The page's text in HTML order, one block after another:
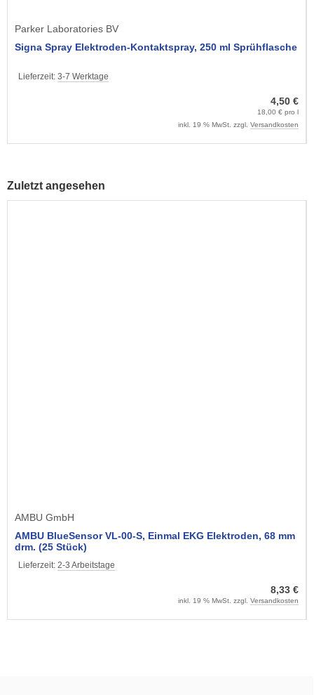
Parker Laboratories BV
Signa Spray Elektroden-Kontaktspray, 250 ml Sprühflasche
Lieferzeit: 3-7 Werktage
4,50 €
18,00 € pro l
inkl. 19 % MwSt. zzgl. Versandkosten
Zuletzt angesehen
AMBU GmbH
AMBU BlueSensor VL-00-S, Einmal EKG Elektroden, 68 mm
drm. (25 Stück)
Lieferzeit: 2-3 Arbeitstage
8,33 €
inkl. 19 % MwSt. zzgl. Versandkosten